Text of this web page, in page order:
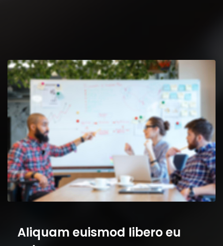
Aliquam euismod libero eu